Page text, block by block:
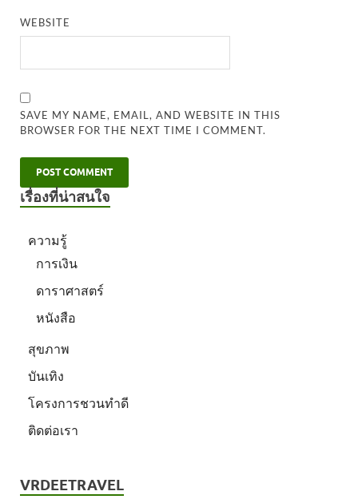
WEBSITE
SAVE MY NAME, EMAIL, AND WEBSITE IN THIS
BROWSER FOR THE NEXT TIME I COMMENT.
เรื่องที่น่าสนใจ
ความรู้
การเงิน
ดาราศาสตร์
หนังสือ
สุขภาพ
บันเทิง
โครงการชวนทำดี
ติดต่อเรา
VRDEETRAVEL